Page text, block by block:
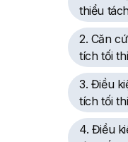
thiểu
2. Căn
tích tối
3. Điều
tích tối
4. Điều